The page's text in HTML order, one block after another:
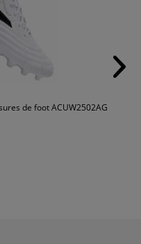
de foot ACUW2502AG